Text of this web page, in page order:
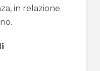
in relazione